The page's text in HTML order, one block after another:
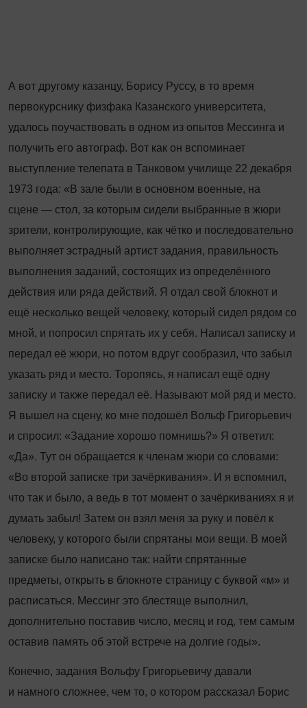
А вот другому казанцу, Борису Руссу, в то время
первокурснику физфака Казанского университета,
удалось поучаствовать в одном из опытов Мессинга и
получить его автограф. Вот как он вспоминает
выступление телепата в Танковом училище 22 декабря
1973 года: «В зале были в основном военные, на
сцене — стол, за которым сидели выбранные в жюри
зрители, контролирующие, как чётко и последовательно
выполняет эстрадный артист задания, правильность
выполнения заданий, состоящих из определённого
действия или ряда действий. Я отдал свой блокнот и
ещё несколько вещей человеку, который сидел рядом со
мной, и попросил спрятать их у себя. Написал записку и
передал её жюри, но потом вдруг сообразил, что забыл
указать ряд и место. Торопясь, я написал ещё одну
записку и также передал её. Называют мой ряд и место.
Я вышел на сцену, ко мне подошёл Вольф Григорьевич
и спросил: «Задание хорошо помнишь?» Я ответил:
«Да». Тут он обращается к членам жюри со словами:
«Во второй записке три зачёркивания». И я вспомнил,
что так и было, а ведь в тот момент о зачёркиваниях я и
думать забыл! Затем он взял меня за руку и повёл к
человеку, у которого были спрятаны мои вещи. В моей
записке было написано так: найти спрятанные
предметы, открыть в блокноте страницу с буквой «м» и
расписаться. Мессинг это блестяще выполнил,
дополнительно поставив число, месяц и год, тем самым
оставив память об этой встрече на долгие годы».
Конечно, задания Вольфу Григорьевичу давали
и намного сложнее, чем то, о котором рассказал Борис